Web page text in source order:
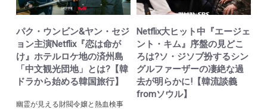
パク・ウンビン&ヤン・セジ
ョン主演Netflix『恋は命が
け』ホテルロケ地の済州島
「中文観光団地」とは?【韓
ドラから始める韓国旅行】
幽霊が見える財閥令嬢と熱血検事
Netflix大ヒット中『エージェ
ント・キム』序盤の見どこ
ろは?ソ・ジソブ扮するシン
グルファーザーの凄絶な過
去が明らかに!【韓流談義
fromソウル】